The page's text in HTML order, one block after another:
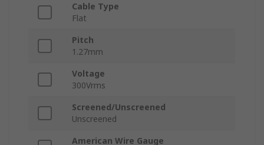
Cable Type
Flat
Pitch
1.27mm
Voltage
300Vrms
Screened/Unscreened
Unscreened
American Wire Gauge